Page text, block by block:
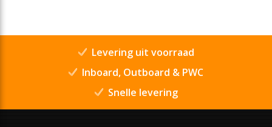
Levering uit voorraad
Inboard, Outboard & PWC
Snelle levering